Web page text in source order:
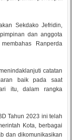
Sekdako Jefridin,
dan anggota
Ranperda
catatan
baik pada saat
itu, dalam rangka
Tahun 2023 ini telah
Kota, berbagai
dan dikomunikasikan